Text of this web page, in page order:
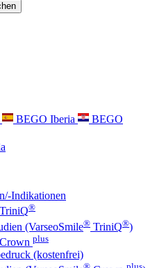
BEGO Iberia
BEGO
Indikationen
TriniQ®
(VarseoSmile® TriniQ®)
Crown plus
(kostenfrei)